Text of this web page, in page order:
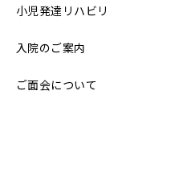
小児発達リハビリ
入院のご案内
ご面会について